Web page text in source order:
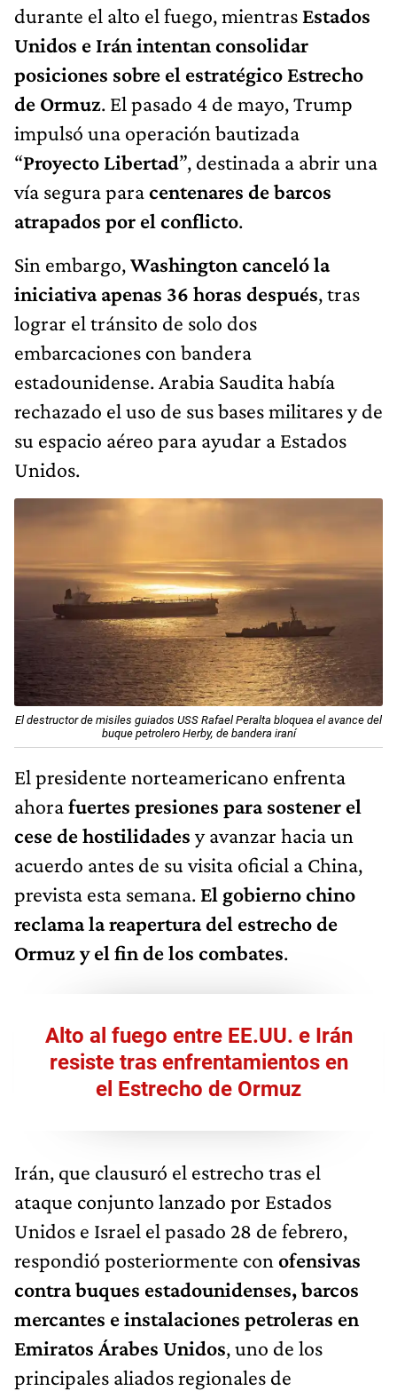
durante el alto el fuego, mientras Estados
Unidos e Irán intentan consolidar
posiciones sobre el estratégico Estrecho
de Ormuz. El pasado 4 de mayo, Trump
impulsó una operación bautizada
“Proyecto Libertad”, destinada a abrir una
vía segura paracentenares de barcos
atrapados por el conflicto.
Sin embargo,Washington canceló la
iniciativa apenas 36 horas después, tras
lograr el tránsito de solo dos
embarcaciones con bandera
estadounidense. Arabia Saudita había
rechazado el uso de sus bases militares y de
su espacio aéreo para ayudar a Estados
Unidos.
El destructor de misiles guiados USS Rafael Peralta bloquea el avance del
buque petrolero Herby, de bandera iraní
El presidente norteamericano enfrenta
ahorafuertes presiones para sostener el
cese de hostilidades y avanzar hacia un
acuerdo antes de su visita oficial a China,
prevista esta semana. El gobierno chino
reclama la reapertura del estrecho de
Ormuz y el fin de los combates.
Alto al fuego entre EE.UU. e Irán
resiste tras enfrentamientos en
el Estrecho de Ormuz
Irán, que clausuró el estrecho tras el
ataque conjunto lanzado por Estados
Unidos e Israel el pasado 28 de febrero,
respondió posteriormente con ofensivas
contra buques estadounidenses, barcos
mercantes e instalaciones petroleras en
Emiratos Árabes Unidos, uno de los
principales aliados regionales de